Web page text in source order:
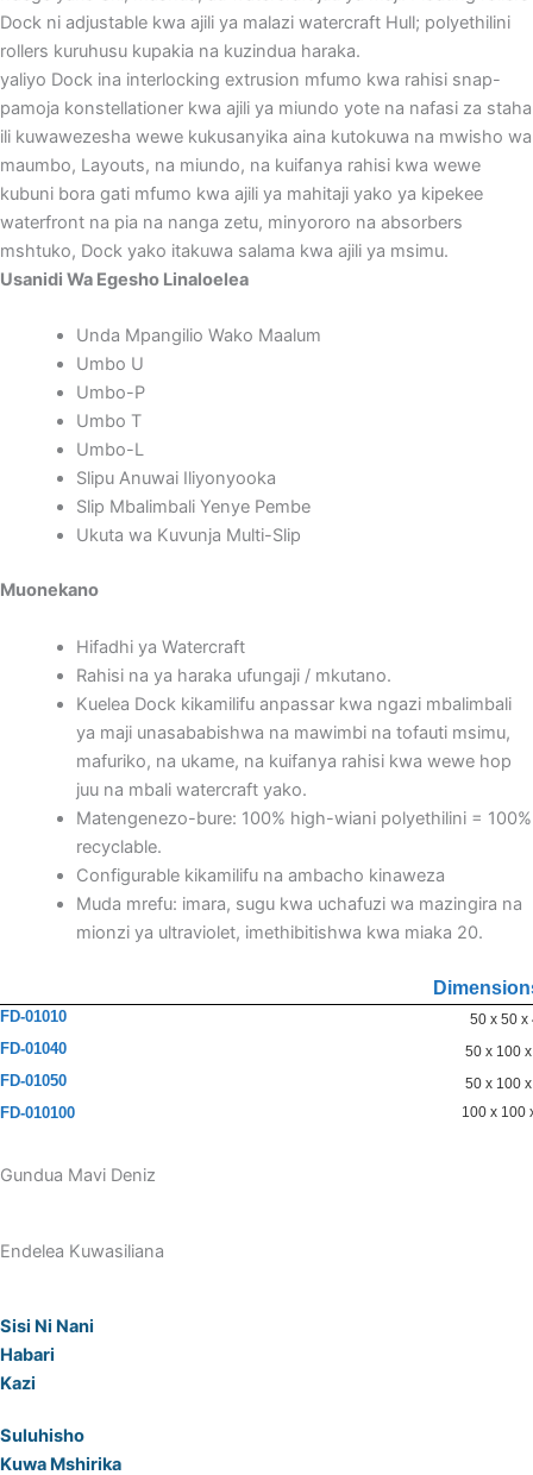
Dock ni adjustable kwa ajili ya malazi watercraft Hull; polyethilini
rollers kuruhusu kupakia na kuzindua haraka.
yaliyo Dock ina interlocking extrusion mfumo kwa rahisi snap-
pamoja konstellationer kwa ajili ya miundo yote na nafasi za staha
ili kuwawezesha wewe kukusanyika aina kutokuwa na mwisho wa
maumbo, Layouts, na miundo, na kuifanya rahisi kwa wewe
kubuni bora gati mfumo kwa ajili ya mahitaji yako ya kipekee
waterfront na pia na nanga zetu, minyororo na absorbers
mshtuko, Dock yako itakuwa salama kwa ajili ya msimu.
Usanidi Wa Egesho Linaloelea
Unda Mpangilio Wako Maalum
Umbo U
Umbo-P
Umbo T
Umbo-L
Slipu Anuwai Iliyonyooka
Slip Mbalimbali Yenye Pembe
Ukuta wa Kuvunja Multi-Slip
Muonekano
Hifadhi ya Watercraft
Rahisi na ya haraka ufungaji / mkutano.
Kuelea Dock kikamilifu anpassar kwa ngazi mbalimbali
ya maji unasababishwa na mawimbi na tofauti msimu,
mafuriko, na ukame, na kuifanya rahisi kwa wewe hop
juu na mbali watercraft yako.
Matengenezo-bure: 100% high-wiani polyethilini = 100%
recyclable.
Configurable kikamilifu na ambacho kinaweza
Muda mrefu: imara, sugu kwa uchafuzi wa mazingira na
mionzi ya ultraviolet, imethibitishwa kwa miaka 20.
FD-01010 50 x 50 x
FD-01040 50 x 100
FD-01050 50 x 100
FD-010100 100 x 100
Gundua Mavi Deniz
Endelea Kuwasiliana
Sisi Ni Nani
Habari
Kazi
Suluhisho
Kuwa Mshirika